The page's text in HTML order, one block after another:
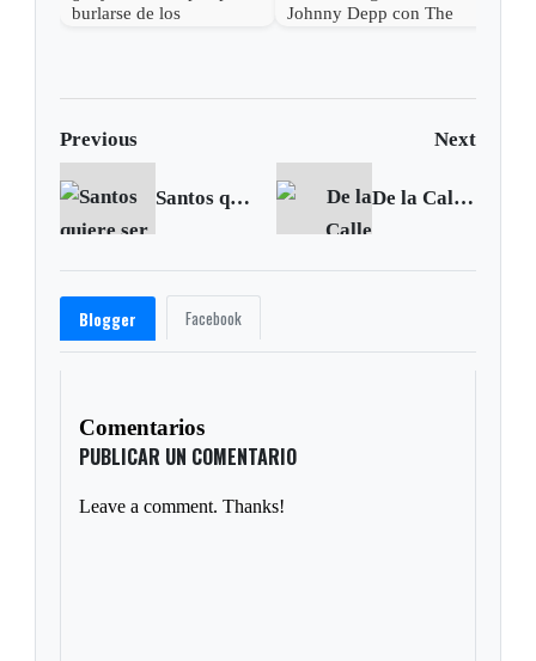
burlarse de los
Johnny Depp con The
Previous Next
Santos quiere ser recordado como un líder de unidad De la Calle asegura que se ha pasado de las aproximaciones a los acuerdos
Blogger Facebook
Comentarios
PUBLICAR UN COMENTARIO
Leave a comment. Thanks!